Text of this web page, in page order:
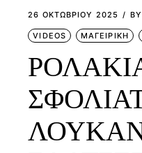
26 ΟΚΤΩΒΡΊΟΥ 2025 BY
VIDEOS ΜΑΓΕΙΡΙΚΗ